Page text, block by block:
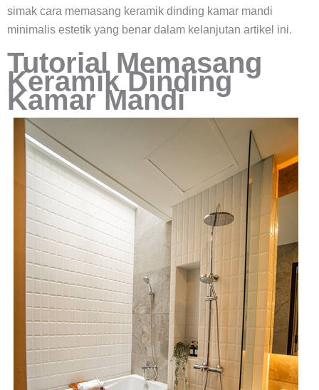
simak cara memasang keramik dinding kamar mandi
minimalis estetik yang benar dalam kelanjutan artikel ini.
Tutorial Memasang
Keramik Dinding
Kamar Mandi